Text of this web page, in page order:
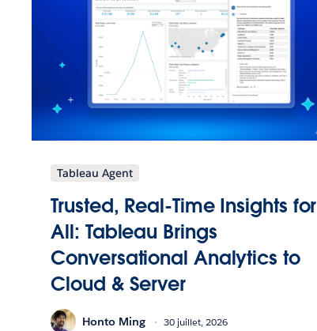
Tableau Agent
Trusted, Real-Time Insights for
All: Tableau Brings
Conversational Analytics to
Cloud & Server
Honto Ming 30 juillet, 2026